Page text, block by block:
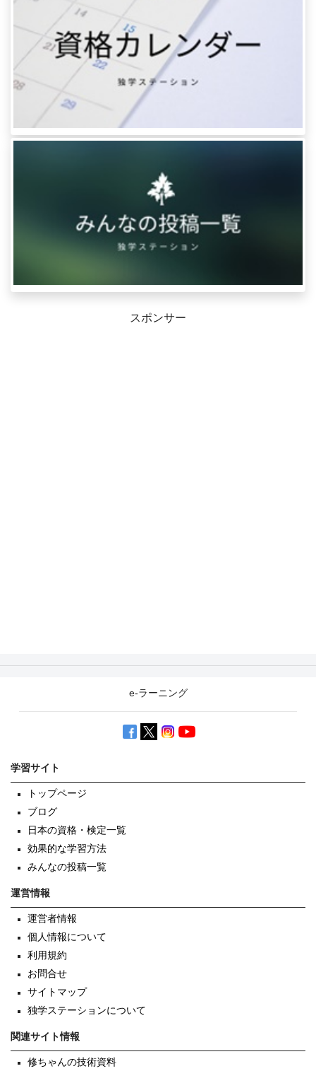
スポンサー
e-ラーニング
学習サイト
トップページ
ブログ
日本の資格・検定一覧
効果的な学習方法
みんなの投稿一覧
運営情報
運営者情報
個人情報について
利用規約
お問合せ
サイトマップ
独学ステーションについて
関連サイト情報
修ちゃんの技術資料